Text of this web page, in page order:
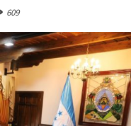
609